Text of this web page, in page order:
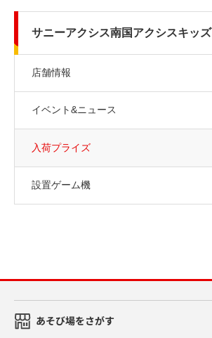
サニーアクシス南国アクシスキッズ
店舗情報
イベント&ニュース
入荷プライズ
設置ゲーム機
あそび場をさがす